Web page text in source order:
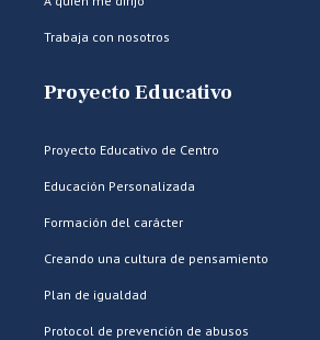
Trabaja con nosotros
Proyecto Educativo
Proyecto Educativo de Centro
Educación Personalizada
Formación del carácter
Creando una cultura de pensamiento
Plan de igualdad
Protocol de prevención de abusos